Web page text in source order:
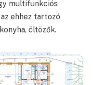
multifunkciós
ehhez tartozó
öltözők.